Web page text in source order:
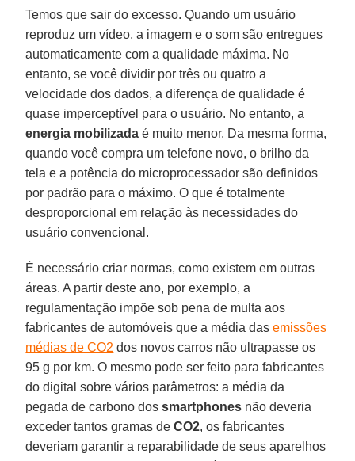
Temos que sair do excesso. Quando um usuário
reproduz um vídeo, a imagem e o som são entregues
automaticamente com a qualidade máxima. No
entanto, se você dividir por três ou quatro a
velocidade dos dados, a diferença de qualidade é
quase imperceptível para o usuário. No entanto, a
energia mobilizada é muito menor. Da mesma forma,
quando você compra um telefone novo, o brilho da
tela e a potência do microprocessador são definidos
por padrão para o máximo. O que é totalmente
desproporcional em relação às necessidades do
usuário convencional.
É necessário criar normas, como existem em outras
áreas. A partir deste ano, por exemplo, a
regulamentação impõe sob pena de multa aos
fabricantes de automóveis que a média das emissões
médias de CO2 dos novos carros não ultrapasse os
95 g por km. O mesmo pode ser feito para fabricantes
do digital sobre vários parâmetros: a média da
pegada de carbono dossmartphones não deveria
exceder tantos gramas deCO2, os fabricantes
deveriam garantir a reparabilidade de seus aparelhos